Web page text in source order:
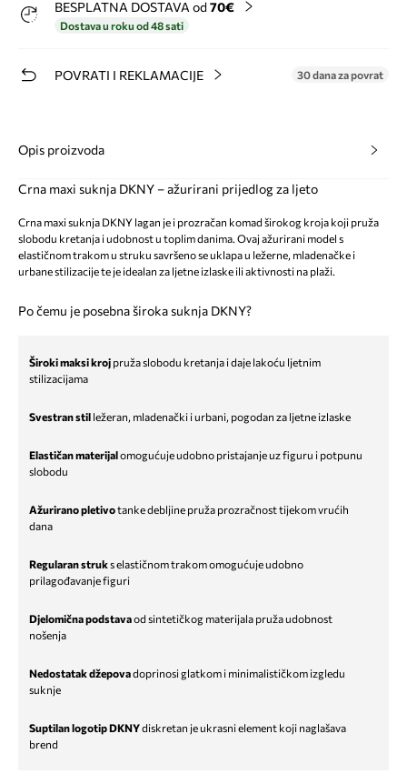
BESPLATNA DOSTAVA od 70€
Dostava u roku od 48 sati
POVRATI I REKLAMACIJE 30 dana za povrat
Opis proizvoda
Crna maxi suknja DKNY – ažurirani prijedlog za ljeto
Crna maxi suknja DKNY lagan je i prozračan komad širokog kroja koji pruža
slobodu kretanja i udobnost u toplim danima. Ovaj ažurirani model s
elastičnom trakom u struku savršeno se uklapa u ležerne, mladenačke i
urbane stilizacije te je idealan za ljetne izlaske ili aktivnosti na plaži.
Po čemu je posebna široka suknja DKNY?
Široki maksi kroj pruža slobodu kretanja i daje lakoću ljetnim
stilizacijama
Svestran stil ležeran, mladenački i urbani, pogodan za ljetne izlaske
Elastičan materijalomogućuje udobno pristajanje uz figuru i potpunu
slobodu
Ažurirano pletivotanke debljine pruža prozračnost tijekom vrućih
dana
Regularan struks elastičnom trakom omogućuje udobno
prilagođavanje figuri
Djelomična podstavaod sintetičkog materijala pruža udobnost
nošenja
Nedostatak džepovadoprinosi glatkom i minimalističkom izgledu
suknje
Suptilan logotip DKNYdiskretan je ukrasni element koji naglašava
brend